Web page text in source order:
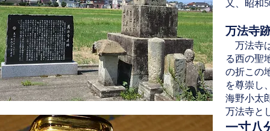
又、昭和
万法寺
万法寺
る西の聖
の折この
を尊崇し
海野小太
万法寺と
一寸八